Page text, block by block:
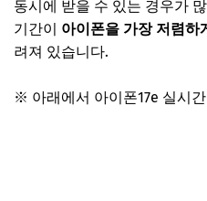
동시에 받을 수 있는 경우가
기간이 아이폰을 가장 저렴하
려져 있습니다.
※ 아래에서 아이폰17e 실시